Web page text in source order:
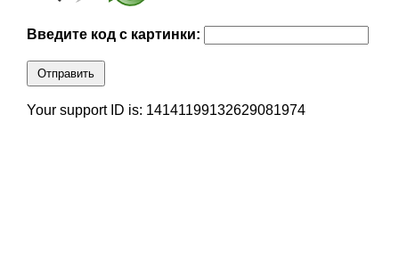
Введите код с картинки:
Отправить
Your support ID is: 14141199132629081974